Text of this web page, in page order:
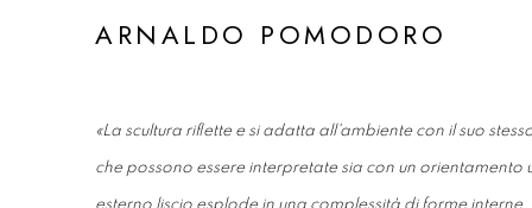
ARNALDO POMODORO
«La scultura riflette e si adatta all'ambiente con il suo
che possono essere interpretate sia con un orientamento
esterno liscio esplode in una complessità di forme